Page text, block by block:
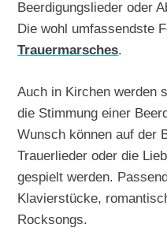
Beerdigungslieder oder
Die wohl umfassendste
Trauermarsches.
Auch in Kirchen werden
die Stimmung einer
Wunsch können auf der
Trauerlieder oder die
gespielt werden.
Klavierstücke,
Rocksongs.